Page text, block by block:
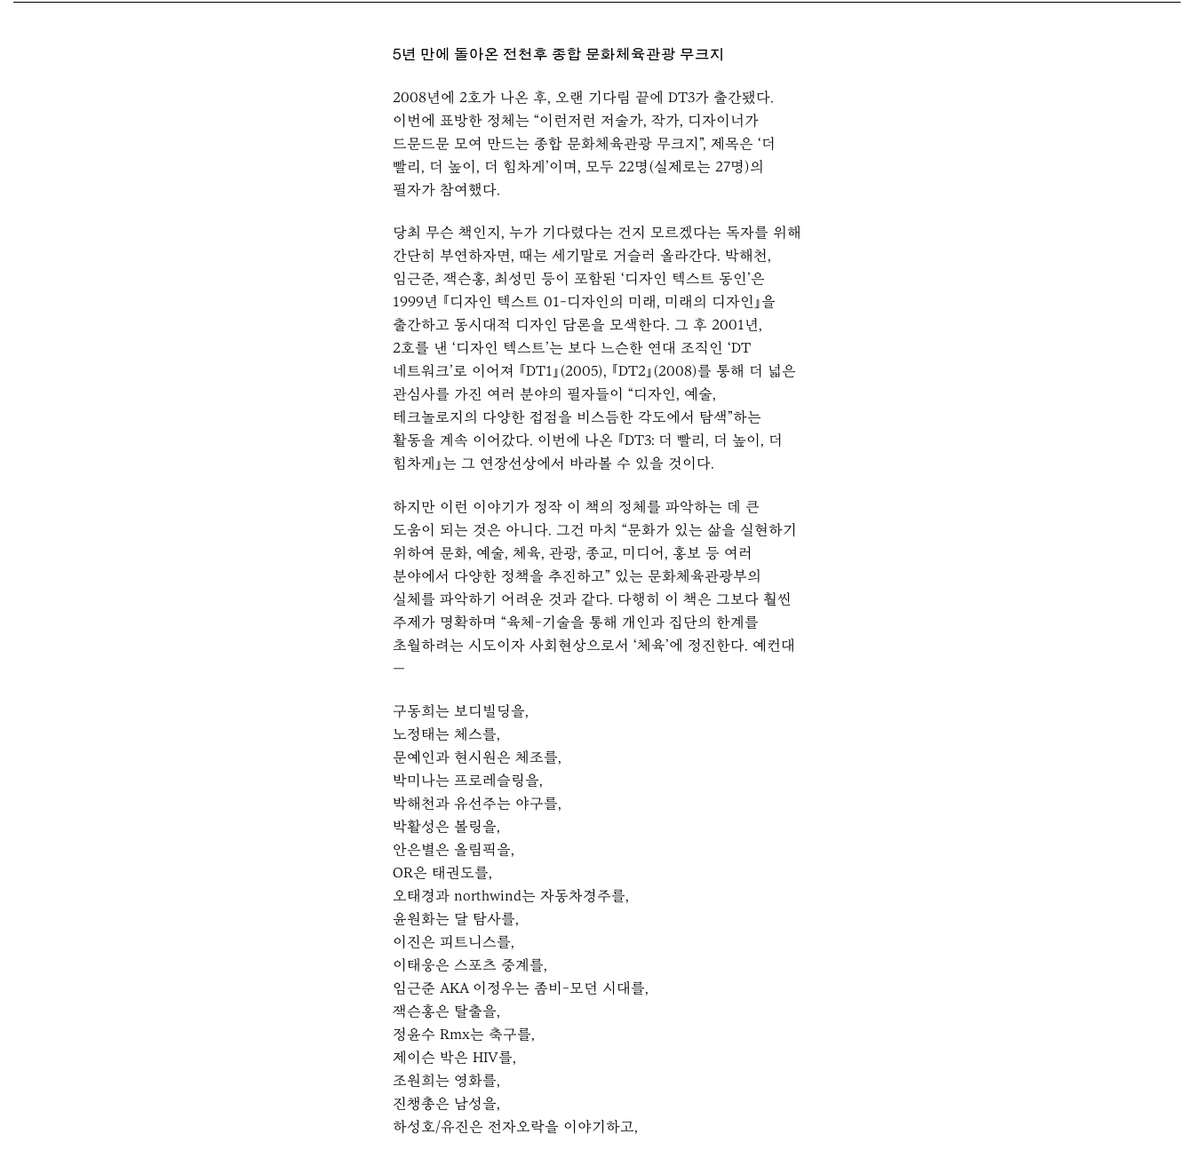
5년 만에 돌아온 전천후 종합 문화체육관광 무크지
2008년에 2호가 나온 후, 오랜 기다림 끝에 DT3가 출간됐다.
이번에 표방한 정체는 “이런저런 저술가, 작가, 디자이너가
드문드문 모여 만드는 종합 문화체육관광 무크지”, 제목은 ‘더
빨리, 더 높이, 더 힘차게’이며, 모두 22명(실제로는 27명)의
필자가 참여했다.
당최 무슨 책인지, 누가 기다렸다는 건지 모르겠다는 독자를 위해
간단히 부연하자면, 때는 세기말로 거슬러 올라간다. 박해천,
임근준, 잭슨홍, 최성민 등이 포함된 ‘디자인 텍스트 동인’은
1999년 『디자인 텍스트 01-디자인의 미래, 미래의 디자인』을
출간하고 동시대적 디자인 담론을 모색한다. 그 후 2001년,
2호를 낸 ‘디자인 텍스트’는 보다 느슨한 연대 조직인 ‘DT
네트워크’로 이어져 『DT1』(2005), 『DT2』(2008)를 통해 더 넓은
관심사를 가진 여러 분야의 필자들이 “디자인, 예술,
테크놀로지의 다양한 접점을 비스듬한 각도에서 탐색”하는
활동을 계속 이어갔다. 이번에 나온 『DT3: 더 빨리, 더 높이, 더
힘차게』는 그 연장선상에서 바라볼 수 있을 것이다.
하지만 이런 이야기가 정작 이 책의 정체를 파악하는 데 큰
도움이 되는 것은 아니다. 그건 마치 “문화가 있는 삶을 실현하기
위하여 문화, 예술, 체육, 관광, 종교, 미디어, 홍보 등 여러
분야에서 다양한 정책을 추진하고” 있는 문화체육관광부의
실체를 파악하기 어려운 것과 같다. 다행히 이 책은 그보다 훨씬
주제가 명확하며 “육체-기술을 통해 개인과 집단의 한계를
초월하려는 시도이자 사회현상으로서 ‘체육’에 정진한다. 예컨대
—
구동희는 보디빌딩을,
노정태는 체스를,
문예인과 현시원은 체조를,
박미나는 프로레슬링을,
박해천과 유선주는 야구를,
박활성은 볼링을,
안은별은 올림픽을,
OR은 태권도를,
오태경과 northwind는 자동차경주를,
윤원화는 달 탐사를,
이진은 피트니스를,
이태웅은 스포츠 중계를,
임근준 AKA 이정우는 좀비-모던 시대를,
잭슨홍은 탈출을,
정윤수 Rmx는 축구를,
제이슨 박은 HIV를,
조원희는 영화를,
진챙총은 남성을,
하성호/유진은 전자오락을 이야기하고,